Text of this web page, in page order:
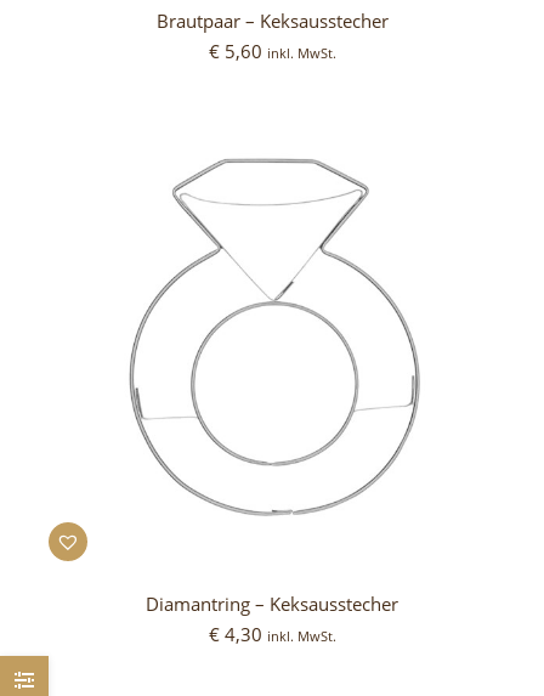
Brautpaar – Keksausstecher
€5,60 inkl. MwSt.
Diamantring – Keksausstecher
€4,30 inkl. MwSt.